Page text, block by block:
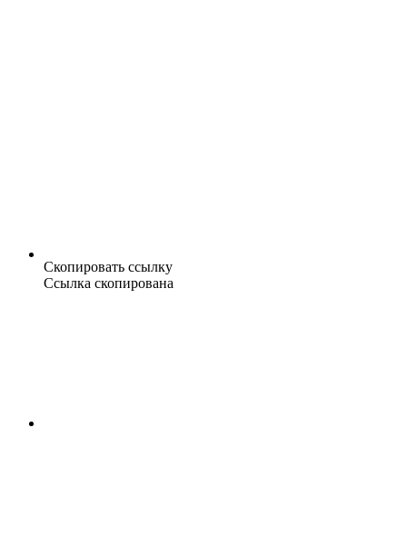
Скопировать ссылку
Ссылка скопирована